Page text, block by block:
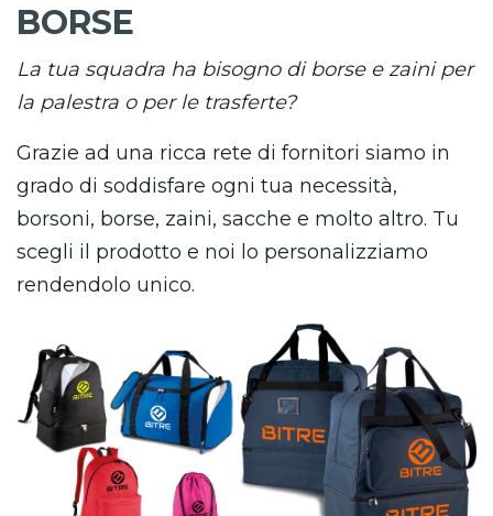
BORSE
La tua squadra ha bisogno di borse e zaini per
la palestra o per le trasferte?
Grazie ad una ricca rete di fornitori siamo in
grado di soddisfare ogni tua necessità,
borsoni, borse, zaini, sacche e molto altro. Tu
scegli il prodotto e noi lo personalizziamo
rendendolo unico.